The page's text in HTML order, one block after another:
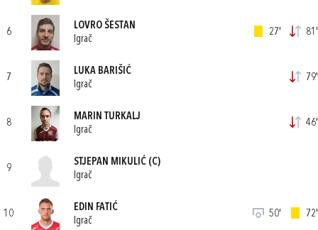
6
LOVRO ŠESTAN
Igrač
27' 81'
7
LUKA BARIŠIĆ
Igrač
79'
8
MARIN TURKALJ
Igrač
46'
9
STJEPAN MIKULIĆ (C)
Igrač
10
EDIN FATIĆ
Igrač
50' 72'